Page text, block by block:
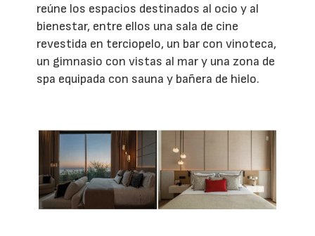
reúne los espacios destinados al ocio y al
bienestar, entre ellos una sala de cine
revestida en terciopelo, un bar con vinoteca,
un gimnasio con vistas al mar y una zona de
spa equipada con sauna y bañera de hielo.